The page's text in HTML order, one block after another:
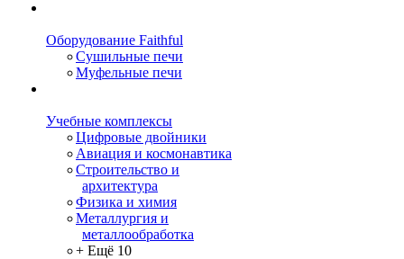
Оборудование Faithful
Сушильные печи
Муфельные печи
Учебные комплексы
Цифровые двойники
Авиация и космонавтика
Строительство и
архитектура
Физика и химия
Металлургия и
металлообработка
+ Ещё 10